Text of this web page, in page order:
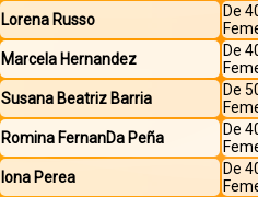
Lorena Russo
De
Marcela Hernandez
De
Susana Beatriz Barria
De
Romina FernanDa Peña
De
Iona Perea
De